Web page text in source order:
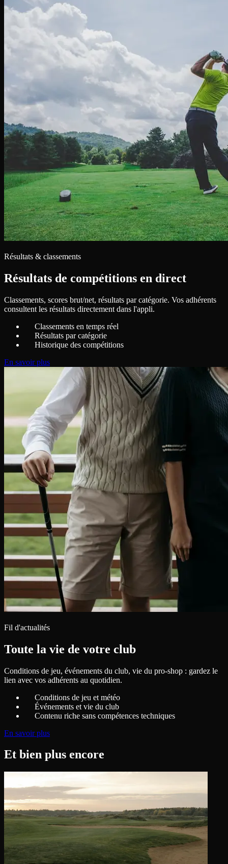
Résultats & classements
Résultats de compétitions en direct
Classements, scores brut/net, résultats par catégorie. Vos adhérents
consultent les résultats directement dans l'appli.
Classements en temps réel
Résultats par catégorie
Historique des compétitions
En savoir plus
Fil d'actualités
Toute la vie de votre club
Conditions de jeu, événements du club, vie du pro-shop : gardez le
lien avec vos adhérents au quotidien.
Conditions de jeu et météo
Événements et vie du club
Contenu riche sans compétences techniques
En savoir plus
Et bien plus encore